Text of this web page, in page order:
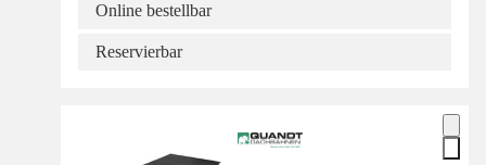
Online bestellbar
Reservierbar